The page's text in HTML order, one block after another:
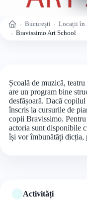
Acasă București Locații în
Bravissimo Art School
Școală de muzică,
are un program bine
desfășoară. Dacă
înscris la cursurile de
copii Bravissimo.
actoria sunt disponibile
își vor îmbunătăți dicția,
Activități